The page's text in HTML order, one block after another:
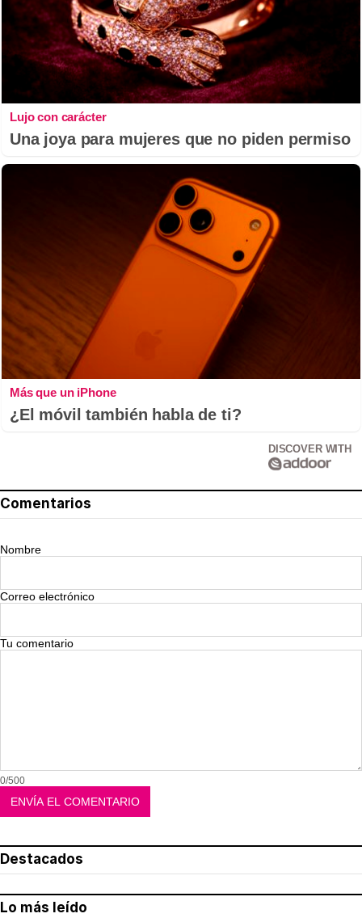
Lujo con carácter
Una joya para mujeres que no piden permiso
Más que un iPhone
¿El móvil también habla de ti?
DISCOVER WITH
Comentarios
Nombre
Correo electrónico
Tu comentario
0/500
Destacados
Lo más leído